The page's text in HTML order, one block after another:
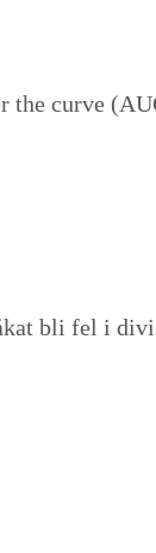
the curve
bli fel i